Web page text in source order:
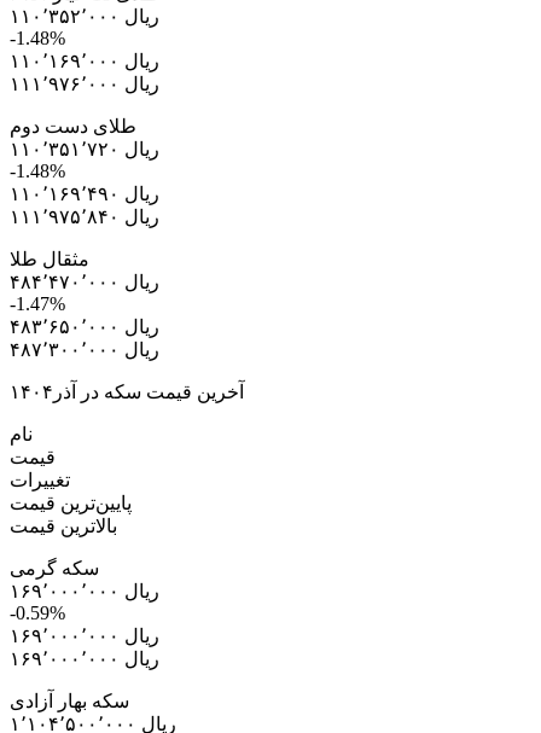
۱۱۰٬۳۵۲٬۰۰۰ ریال
-1.48%
۱۱۰٬۱۶۹٬۰۰۰ ریال
۱۱۱٬۹۷۶٬۰۰۰ ریال
طلای دست دوم
۱۱۰٬۳۵۱٬۷۲۰ ریال
-1.48%
۱۱۰٬۱۶۹٬۴۹۰ ریال
۱۱۱٬۹۷۵٬۸۴۰ ریال
مثقال طلا
۴۸۴٬۴۷۰٬۰۰۰ ریال
-1.47%
۴۸۳٬۶۵۰٬۰۰۰ ریال
۴۸۷٬۳۰۰٬۰۰۰ ریال
آخرین قیمت سکه در آذر۱۴۰۴
نام
قیمت
تغییرات
پایین‌ترین قیمت
بالاترین قیمت
سکه گرمی
۱۶۹٬۰۰۰٬۰۰۰ ریال
-0.59%
۱۶۹٬۰۰۰٬۰۰۰ ریال
۱۶۹٬۰۰۰٬۰۰۰ ریال
سکه بهار آزادی
۱٬۱۰۴٬۵۰۰٬۰۰۰ ریال